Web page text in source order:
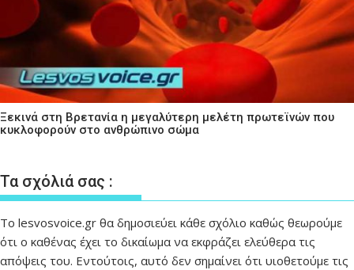
Ξεκινά στη Βρετανία η μεγαλύτερη μελέτη πρωτεϊνών που
κυκλοφορούν στο ανθρώπινο σώμα
Τα σχόλιά σας :
Το lesvosvoice.gr θα δημοσιεύει κάθε σχόλιο καθώς θεωρούμε
ότι ο καθένας έχει το δικαίωμα να εκφράζει ελεύθερα τις
απόψεις του. Εντούτοις, αυτό δεν σημαίνει ότι υιοθετούμε τις